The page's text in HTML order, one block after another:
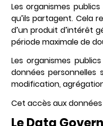
Les organismes
qu’ils partagent. Cela
d’un produit d’intérêt
période maximale de
Les organismes
données personnelles
modification,
Cet accès aux